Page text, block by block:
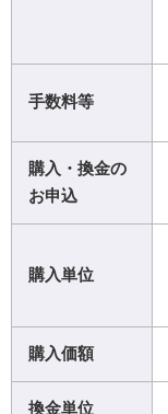
手数料等
購入・換金の
お申込
購入単位
購入価額
換金単位